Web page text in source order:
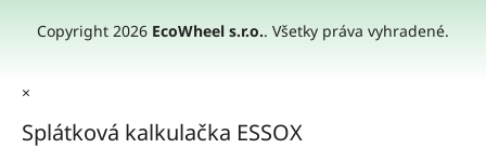
Copyright 2026 EcoWheel s.r.o.. Všetky práva vyhradené.
×
Splátková kalkulačka ESSOX